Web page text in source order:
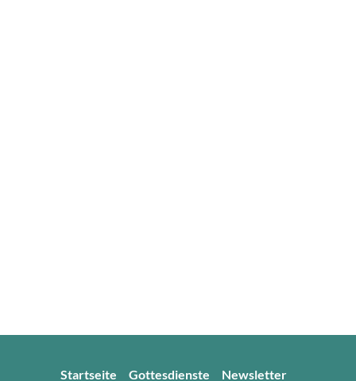
Startseite Gottesdienste Newsletter